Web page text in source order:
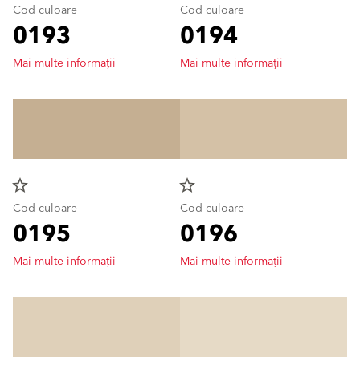
Cod culoare
0193
Mai multe informații
Cod culoare
0194
Mai multe informații
star_border
Cod culoare
0195
Mai multe informații
star_border
Cod culoare
0196
Mai multe informații